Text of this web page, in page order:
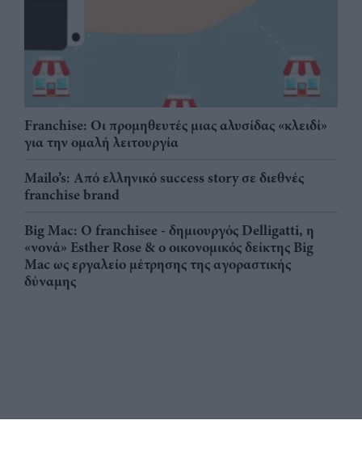
Franchise: Οι προμηθευτές μιας αλυσίδας «κλειδί»
για την ομαλή λειτουργία
Mailo’s: Από ελληνικό success story σε διεθνές
franchise brand
Big Mac: Ο franchisee - δημιουργός Delligatti, η
«νονά» Esther Rose & ο οικονομικός δείκτης Big
Mac ως εργαλείο μέτρησης της αγοραστικής
δύναμης